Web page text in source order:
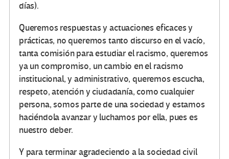
días).
Queremos respuestas y actuaciones eficaces y
prácticas, no queremos tanto discurso en el vacío,
tanta comisión para estudiar el racismo, queremos
ya un compromiso, un cambio en el racismo
institucional, y administrativo, queremos escucha,
respeto, atención y ciudadanía, como cualquier
persona, somos parte de una sociedad y estamos
haciéndola avanzar y luchamos por ella, pues es
nuestro deber.
Y para terminar agradeciendo a la sociedad civil